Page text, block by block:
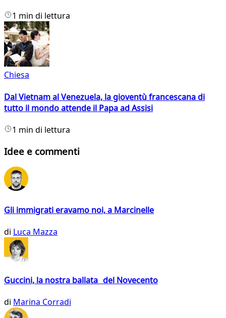
1 min di lettura
Chiesa
Dal Vietnam al Venezuela, la gioventù francescana di
tutto il mondo attende il Papa ad Assisi
1 min di lettura
Idee e commenti
Gli immigrati eravamo noi, a Marcinelle
di Luca Mazza
Guccini, la nostra ballata del Novecento
di Marina Corradi